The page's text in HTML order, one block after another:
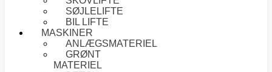
SØJLELIFTE
BIL LIFTE
MASKINER
ANLÆGSMATERIEL
GRØNT
MATERIEL